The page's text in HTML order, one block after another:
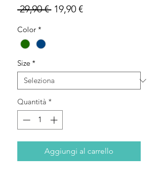
29,90 € Prezzo
19,90 €Prezzo
Color *
Size *
Quantità *
Aggiungi al carrello